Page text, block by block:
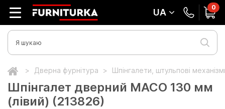
UA 0
Дверна фурнітура Шпінгалети, штульпові
Шпінгалет дверний MACO 130 мм
(лівий) (213826)